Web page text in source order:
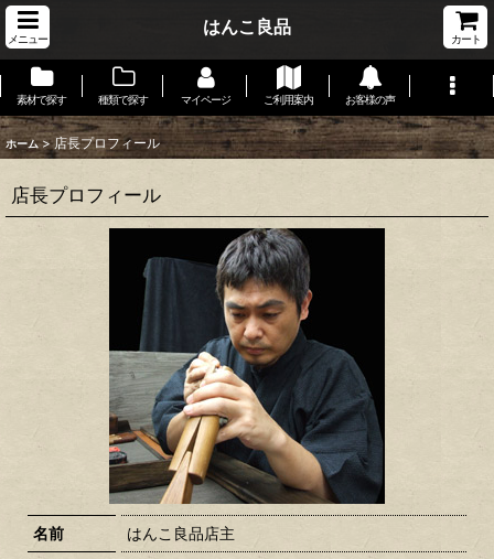
メニュー
はんこ良品
カート
素材で探す 種類で探す マイページ ご利用案内 お客様の声
ホーム > 店長プロフィール
店長プロフィール
名前
はんこ良品店主